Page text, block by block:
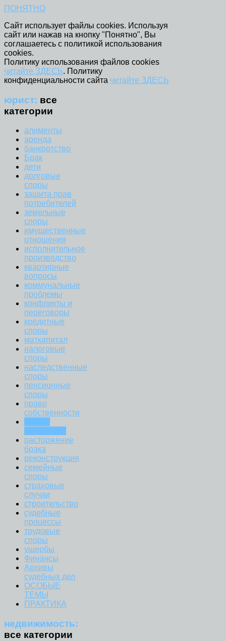
ПОНЯТНО
Сайт использует файлы cookies. Используя
сайт или нажав на кнопку "Понятно", Вы
соглашаетесь с политикой использования
cookies.
Политику использования файлов cookies
читайте ЗДЕСЬ. Политику
конфиденциальности сайта читайте ЗДЕСЬ
юрист: все
категории
алименты
аренда
банкротство
Брак
дети
долговые
споры
защита прав
потребителей
земельные
споры
имущественные
отношения
исполнительное
производство
квартирные
вопросы
коммунальные
проблемы
конфликты и
переговоры
кредитные
споры
маткапитал
налоговые
споры
наследственные
споры
пенсионные
споры
право
собственности
расторжение
брака
реконструкция
семейные
споры
страховые
случаи
строительство
судебные
процессы
трудовые
споры
ущербы
Финансы
Архивы
судебных дел
ОСОБЫЕ
ТЕМЫ
ПРАКТИКА
недвижимость:
все категории